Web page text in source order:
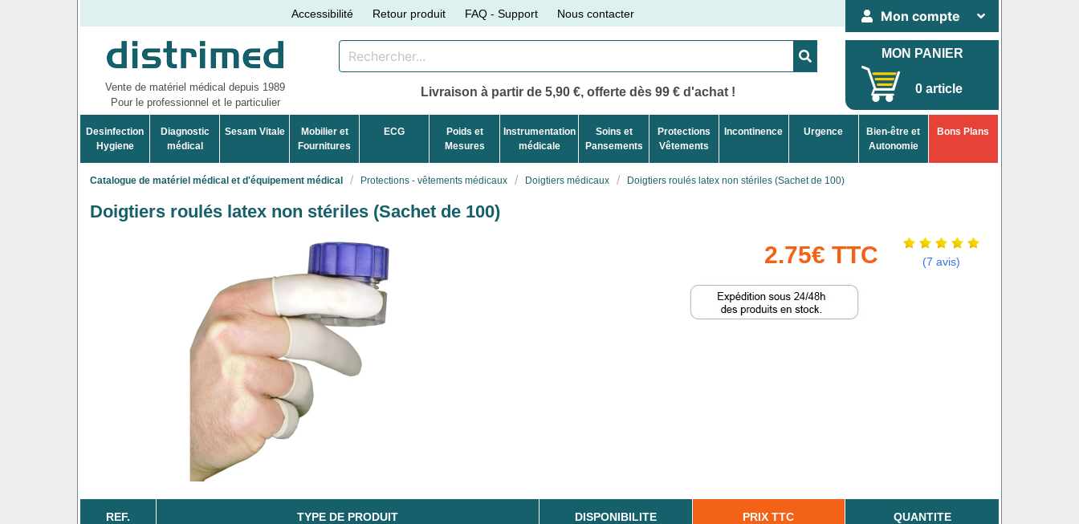
Accessibilité Retour produit FAQ - Support Nous contacter Mon compte
Vente de matériel médical depuis 1989
Pour le professionnel et le particulier
Livraison à partir de 5,90 €, offerte dès 99 € d'achat !
MON PANIER
0 article
Desinfection
Hygiene
Diagnostic
médical
Sesam Vitale
Mobilier et
Fournitures
ECG
Poids et
Mesures
Instrumentation
médicale
Soins et
Pansements
Protections
Vêtements
Incontinence Urgence
Bien-être et
Autonomie
Bons Plans
Catalogue de matériel médical et d'équipement médical Protections - vêtements médicaux Doigtiers médicaux Doigtiers roulés latex non stériles (Sachet de 100)
Doigtiers roulés latex non stériles (Sachet de 100)
2.75€ TTC (7 avis)
REF. TYPE DE PRODUIT DISPONIBILITE PRIX TTC QUANTITE